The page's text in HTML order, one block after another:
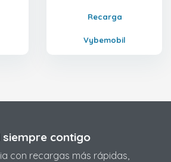
Recarga
Vybemobil
siempre contigo
con recargas más rápidas,